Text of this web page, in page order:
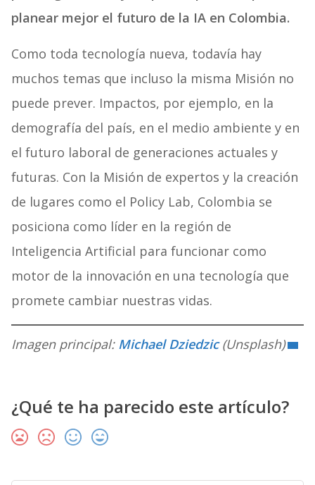
planear mejor el futuro de la IA en Colombia.
Como toda tecnología nueva, todavía hay
muchos temas que incluso la misma Misión no
puede prever. Impactos, por ejemplo, en la
demografía del país, en el medio ambiente y en
el futuro laboral de generaciones actuales y
futuras. Con la Misión de expertos y la creación
de lugares como el Policy Lab, Colombia se
posiciona como líder en la región de
Inteligencia Artificial para funcionar como
motor de la innovación en una tecnología que
promete cambiar nuestras vidas.
Imagen principal: Michael Dziedzic(Unsplash)
¿Qué te ha parecido este artículo?